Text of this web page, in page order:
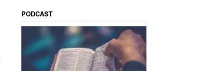
PODCAST